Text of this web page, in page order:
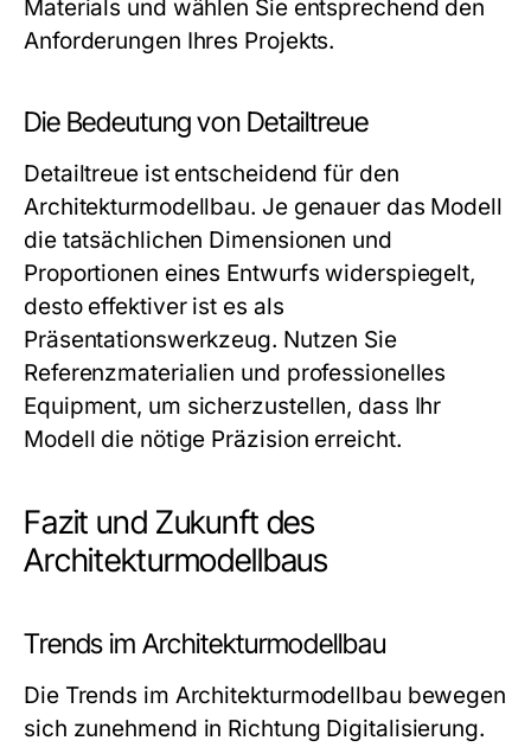
Materials und wählen Sie entsprechend den
Anforderungen Ihres Projekts.
Die Bedeutung von Detailtreue
Detailtreue ist entscheidend für den
Architekturmodellbau. Je genauer das Modell
die tatsächlichen Dimensionen und
Proportionen eines Entwurfs widerspiegelt,
desto effektiver ist es als
Präsentationswerkzeug. Nutzen Sie
Referenzmaterialien und professionelles
Equipment, um sicherzustellen, dass Ihr
Modell die nötige Präzision erreicht.
Fazit und Zukunft des
Architekturmodellbaus
Trends im Architekturmodellbau
Die Trends im Architekturmodellbau bewegen
sich zunehmend in Richtung Digitalisierung.